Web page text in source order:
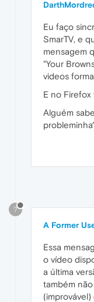
Eu faço
SmarTV, e
mensagem
"Your
videos
E no
Alguém
?
A Former
Essa
o vídeo
a última
também